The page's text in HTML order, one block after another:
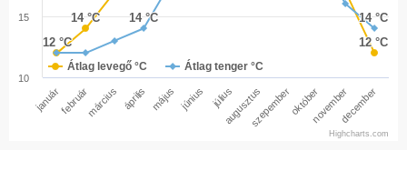
12 °C
12 °C
14 °C
14 °C
12 °C
12 °C
14 °C
14 °C 14 °C
14 °C
Átlag levegő °C Átlag tenger °C
januárfebruármárcius április május június júliusaugusztusszepemberoktóbernovemberdecember
10
15
Highcharts.com